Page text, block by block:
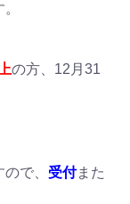
の方、12月31
で、 受付また